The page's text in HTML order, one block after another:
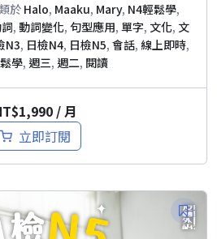
於 Halo, Maaku, Mary, N4輕鬆學,
, 動詞變化, 句型應用, 單字, 文化, 文
N3, 日檢N4, 日檢N5, 會話, 線上即時,
學, 週三, 週二, 閱讀
1,990 / 月
立即訂閱